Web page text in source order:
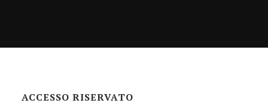
ACCESSO RISERVATO